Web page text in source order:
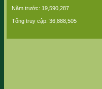
Năm trước: 19,590,287
Tổng truy cập: 36,888,505